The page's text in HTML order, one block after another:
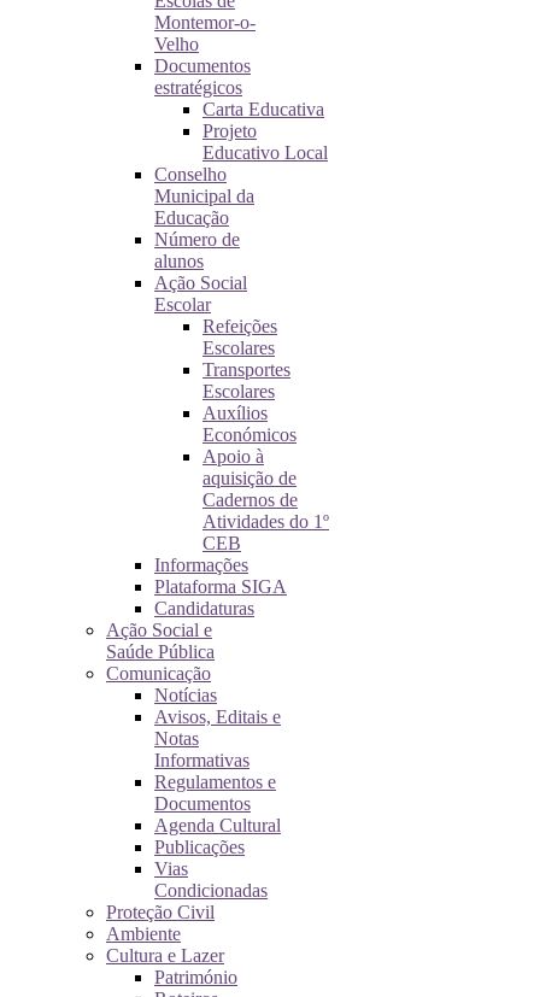
Montemor-o-
Velho
Documentos
estratégicos
Carta Educativa
Projeto
Educativo Local
Conselho
Municipal da
Educação
Número de
alunos
Ação Social
Escolar
Refeições
Escolares
Transportes
Escolares
Auxílios
Económicos
Apoio à
aquisição de
Cadernos de
Atividades do 1º
CEB
Informações
Plataforma SIGA
Candidaturas
Ação Social e
Saúde Pública
Comunicação
Notícias
Avisos, Editais e
Notas
Informativas
Regulamentos e
Documentos
Agenda Cultural
Publicações
Vias
Condicionadas
Proteção Civil
Ambiente
Cultura e Lazer
Património